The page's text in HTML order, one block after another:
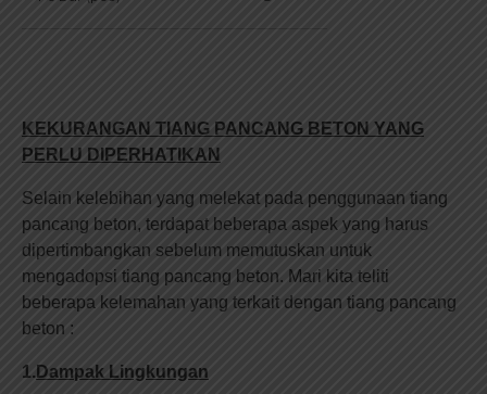
KEKURANGAN TIANG PANCANG BETON YANG
PERLU DIPERHATIKAN
Selain kelebihan yang melekat pada penggunaan tiang
pancang beton, terdapat beberapa aspek yang harus
dipertimbangkan sebelum memutuskan untuk
mengadopsi tiang pancang beton. Mari kita teliti
beberapa kelemahan yang terkait dengan tiang pancang
beton :
1.Dampak Lingkungan